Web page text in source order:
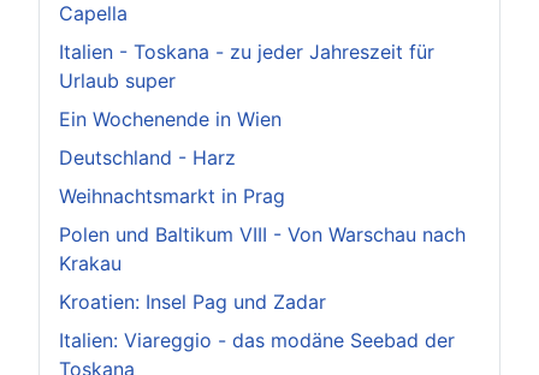
Capella
Italien - Toskana - zu jeder Jahreszeit für
Urlaub super
Ein Wochenende in Wien
Deutschland - Harz
Weihnachtsmarkt in Prag
Polen und Baltikum VIII - Von Warschau nach
Krakau
Kroatien: Insel Pag und Zadar
Italien: Viareggio - das modäne Seebad der
Toskana